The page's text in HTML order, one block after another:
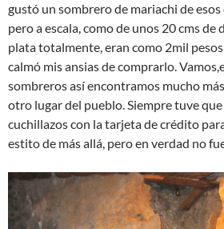
gustó un sombrero de mariachi de
pero a escala, como de unos 20 cms de
plata totalmente, eran como 2mil
calmó mis ansias de comprarlo.
sombreros así encontramos mucho
otro lugar del pueblo. Siempre tuve
cuchillazos con la tarjeta de crédito
estito de más allá, pero en verdad no